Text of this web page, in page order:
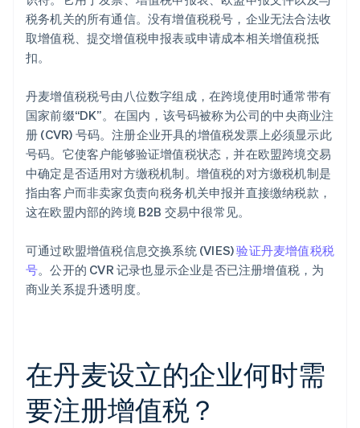
税务机关的所有通信。没有增值税税号，企业无法合法收
取增值税、提交增值税申报表或申请成本相关增值税抵
扣。
丹麦增值税税号由八位数字组成，在跨境使用时通常带有
国家前缀“DK”。在国内，该号码被称为公司的中央商业注
册 (CVR) 号码。注册企业开具的增值税发票上必须显示此
号码。它使客户能够验证增值税状态，并在欧盟跨境交易
中确定是否适用对方缴税机制。增值税的对方缴税机制是
指由客户而非卖家负责向税务机关申报并直接缴纳税款，
这在欧盟内部的跨境 B2B 交易中很常见。
可通过欧盟增值税信息交换系统 (VIES)验证丹麦增值税税
号。公开的 CVR 记录也显示企业是否已注册增值税，为
商业关系提升透明度。
在丹麦设立的企业何时需
要注册增值税？